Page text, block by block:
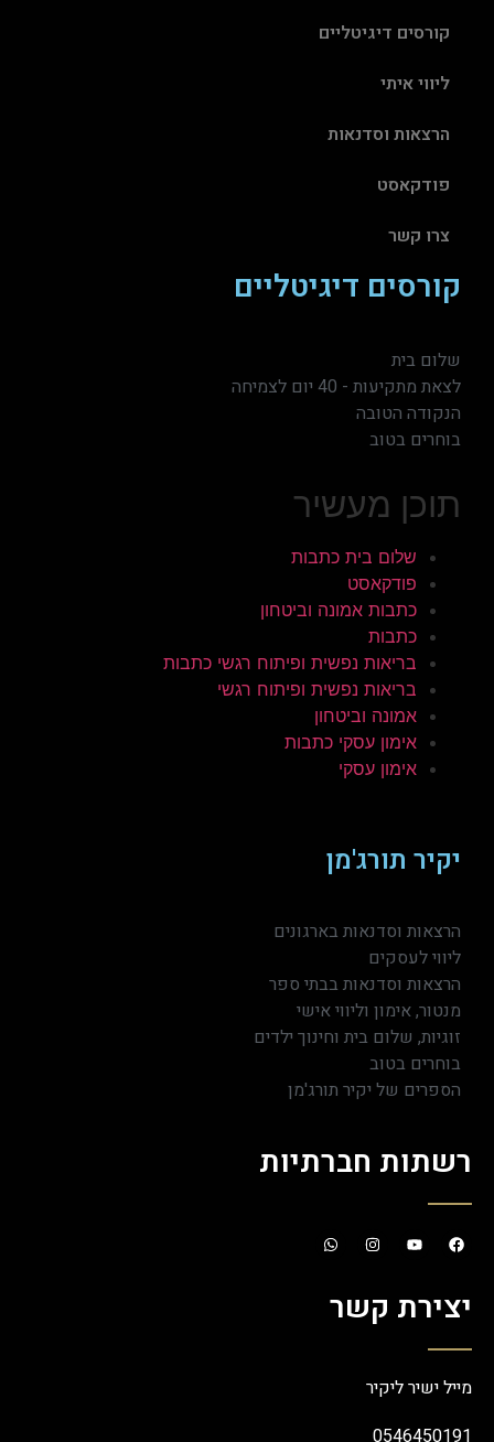
קורסים דיגיטליים
ליווי איתי
הרצאות וסדנאות
פודקאסט
צרו קשר
קורסים דיגיטליים
שלום בית
לצאת מתקיעות - 40 יום לצמיחה
הנקודה הטובה
בוחרים בטוב
תוכן מעשיר
שלום בית כתבות
פודקאסט
כתבות אמונה וביטחון
כתבות
בריאות נפשית ופיתוח רגשי כתבות
בריאות נפשית ופיתוח רגשי
אמונה וביטחון
אימון עסקי כתבות
אימון עסקי
יקיר תורג'מן
הרצאות וסדנאות בארגונים
ליווי לעסקים
הרצאות וסדנאות בבתי ספר
מנטור, אימון וליווי אישי
זוגיות, שלום בית וחינוך ילדים
בוחרים בטוב
הספרים של יקיר תורג'מן
רשתות חברתיות
יצירת קשר
מייל ישיר ליקיר
0546450191